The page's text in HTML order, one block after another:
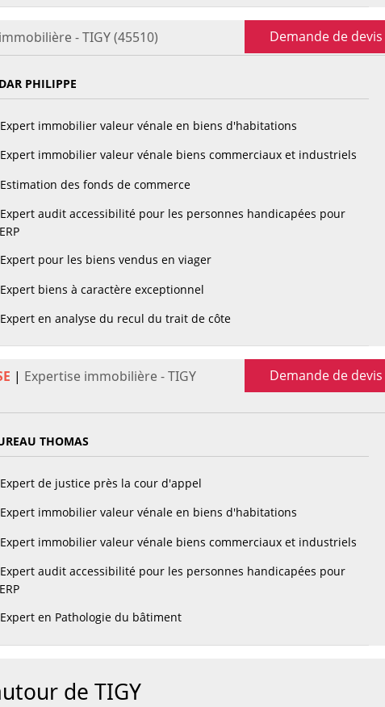
- TIGY (45510) Demande de devis
PHILIPPE
Expert immobilier valeur vénale en biens d'habitations
Expert immobilier valeur vénale biens commerciaux et industriels
Estimation des fonds de commerce
Expert audit accessibilité pour les personnes handicapées pour
Expert pour les biens vendus en viager
Expert biens à caractère exceptionnel
Expert en analyse du recul du trait de côte
| Expertise immobilière - TIGY
Demande de devis
THOMAS
Expert de justice près la cour d'appel
Expert immobilier valeur vénale en biens d'habitations
Expert immobilier valeur vénale biens commerciaux et industriels
Expert audit accessibilité pour les personnes handicapées pour
Expert en Pathologie du bâtiment
de TIGY